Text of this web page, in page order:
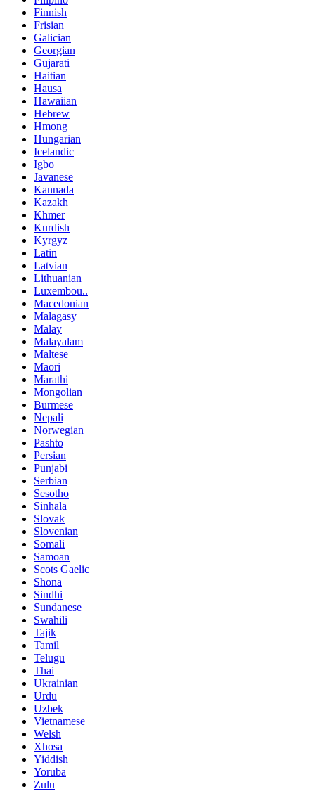
Finnish
Frisian
Galician
Georgian
Gujarati
Haitian
Hausa
Hawaiian
Hebrew
Hmong
Hungarian
Icelandic
Igbo
Javanese
Kannada
Kazakh
Khmer
Kurdish
Kyrgyz
Latin
Latvian
Lithuanian
Luxembou..
Macedonian
Malagasy
Malay
Malayalam
Maltese
Maori
Marathi
Mongolian
Burmese
Nepali
Norwegian
Pashto
Persian
Punjabi
Serbian
Sesotho
Sinhala
Slovak
Slovenian
Somali
Samoan
Scots Gaelic
Shona
Sindhi
Sundanese
Swahili
Tajik
Tamil
Telugu
Thai
Ukrainian
Urdu
Uzbek
Vietnamese
Welsh
Xhosa
Yiddish
Yoruba
Zulu